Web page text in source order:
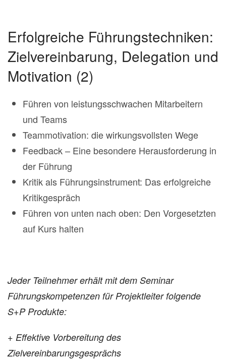
Erfolgreiche Führungstechniken:
Zielvereinbarung, Delegation und
Motivation (2)
Führen von leistungsschwachen Mitarbeitern
und Teams
Teammotivation: die wirkungsvollsten Wege
Feedback – Eine besondere Herausforderung in
der Führung
Kritik als Führungsinstrument: Das erfolgreiche
Kritikgespräch
Führen von unten nach oben: Den Vorgesetzten
auf Kurs halten
Jeder Teilnehmer erhält mit dem Seminar
Führungskompetenzen für Projektleiter folgende
S+P Produkte:
+ Effektive Vorbereitung des
Zielvereinbarungsgesprächs